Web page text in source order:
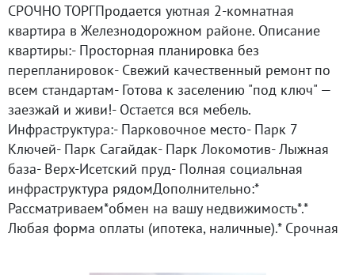
СРОЧНО ТОРГПродается уютная 2-комнатная
квартира в Железнодорожном районе. Описание
квартиры:- Просторная планировка без
перепланировок- Свежий качественный ремонт по
всем стандартам- Готова к заселению "под ключ" —
заезжай и живи!- Остается вся мебель.
Инфраструктура:- Парковочное место- Парк 7
Ключей- Парк Сагайдак- Парк Локомотив- Лыжная
база- Верх-Исетский пруд- Полная социальная
инфраструктура рядомДополнительно:*
Рассматриваем*обмен на вашу недвижимость*.*
Любая форма оплаты (ипотека, наличные).* Срочная